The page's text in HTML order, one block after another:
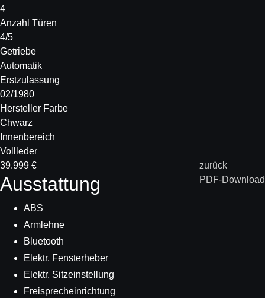
4
Anzahl Türen
4/5
Getriebe
Automatik
Erstzulassung
02/1980
Hersteller Farbe
Chwarz
Innenbereich
Vollleder
39.999 €
zurück
PDF-Download
Ausstattung
ABS
Armlehne
Bluetooth
Elektr. Fensterheber
Elektr. Sitzeinstellung
Freisprecheinrichtung